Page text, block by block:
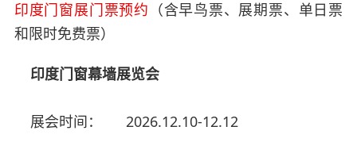
印度门窗展门票预约 （含早鸟票、展期票、单日票
和限时免费票）
印度门窗幕墙展览会
展会时间：
2026.12.10-12.12